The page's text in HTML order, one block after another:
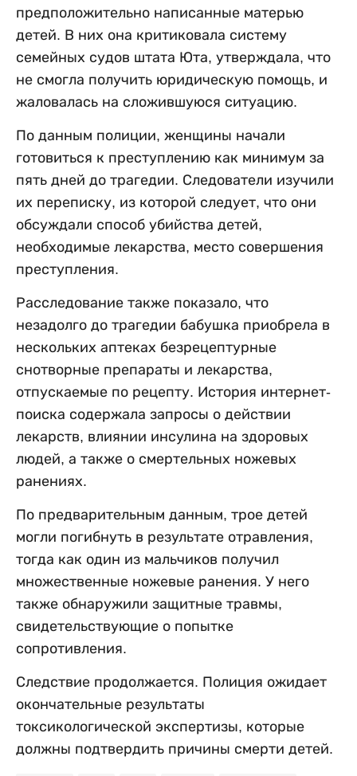
предположительно написанные матерью
детей. В них она критиковала систему
семейных судов штата Юта, утверждала, что
не смогла получить юридическую помощь, и
жаловалась на сложившуюся ситуацию.
По данным полиции, женщины начали
готовиться к преступлению как минимум за
пять дней до трагедии. Следователи изучили
их переписку, из которой следует, что они
обсуждали способ убийства детей,
необходимые лекарства, место совершения
преступления.
Расследование также показало, что
незадолго до трагедии бабушка приобрела в
нескольких аптеках безрецептурные
снотворные препараты и лекарства,
отпускаемые по рецепту. История интернет-
поиска содержала запросы о действии
лекарств, влиянии инсулина на здоровых
людей, а также о смертельных ножевых
ранениях.
По предварительным данным, трое детей
могли погибнуть в результате отравления,
тогда как один из мальчиков получил
множественные ножевые ранения. У него
также обнаружили защитные травмы,
свидетельствующие о попытке
сопротивления.
Следствие продолжается. Полиция ожидает
окончательные результаты
токсикологической экспертизы, которые
должны подтвердить причины смерти детей.